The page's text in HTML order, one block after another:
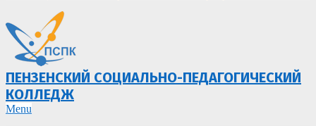
ПЕНЗЕНСКИЙ СОЦИАЛЬНО-ПЕДАГОГИЧЕСКИЙ
КОЛЛЕДЖ
Primary
Menu